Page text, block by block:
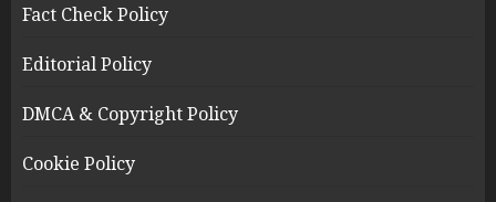
Fact Check Policy
Editorial Policy
DMCA & Copyright Policy
Cookie Policy